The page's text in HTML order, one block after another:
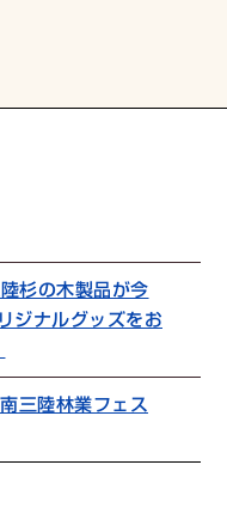
杉の木製品が今
ジナルグッズをお
三陸林業フェス